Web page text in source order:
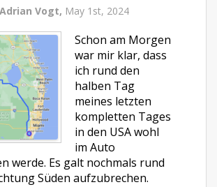
Adrian Vogt, May 1st, 2024
Schon am Morgen
war mir klar, dass
ich rund den
halben Tag
meines letzten
kompletten Tages
in den USA wohl
im Auto
werde. Es galt nochmals rund
Süden aufzubrechen.